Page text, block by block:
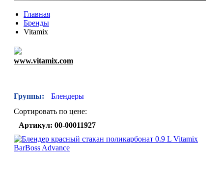
Главная
Бренды
Vitamix
www.vitamix.com
Группы:
Блендеры
Сортировать по цене:
Артикул: 00-00011927